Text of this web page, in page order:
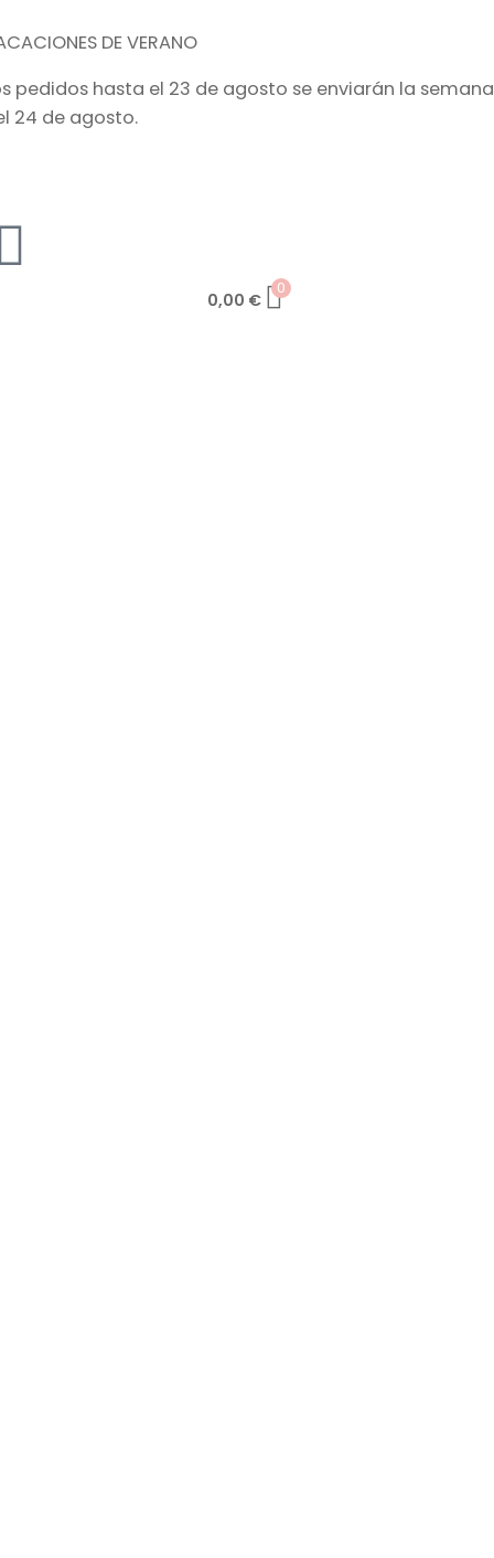
DE VERANO
pedidos hasta el 23 de agosto se enviarán la semana
24 de agosto.
0,00 €
0